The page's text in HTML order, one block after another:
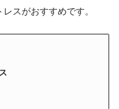
スがおすすめです。